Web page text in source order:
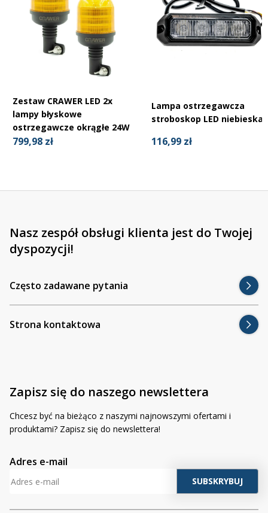
Zestaw CRAWER LED 2x
lampy błyskowe
ostrzegawcze okrągłe 24W
799,98 zł
Lampa ostrzegawcza
stroboskop LED niebieska
116,99 zł
Nasz zespół obsługi klienta jest do Twojej
dyspozycji!
Często zadawane pytania
Strona kontaktowa
Zapisz się do naszego newslettera
Chcesz być na bieżąco z naszymi najnowszymi ofertami i
produktami? Zapisz się do newslettera!
Adres e-mail